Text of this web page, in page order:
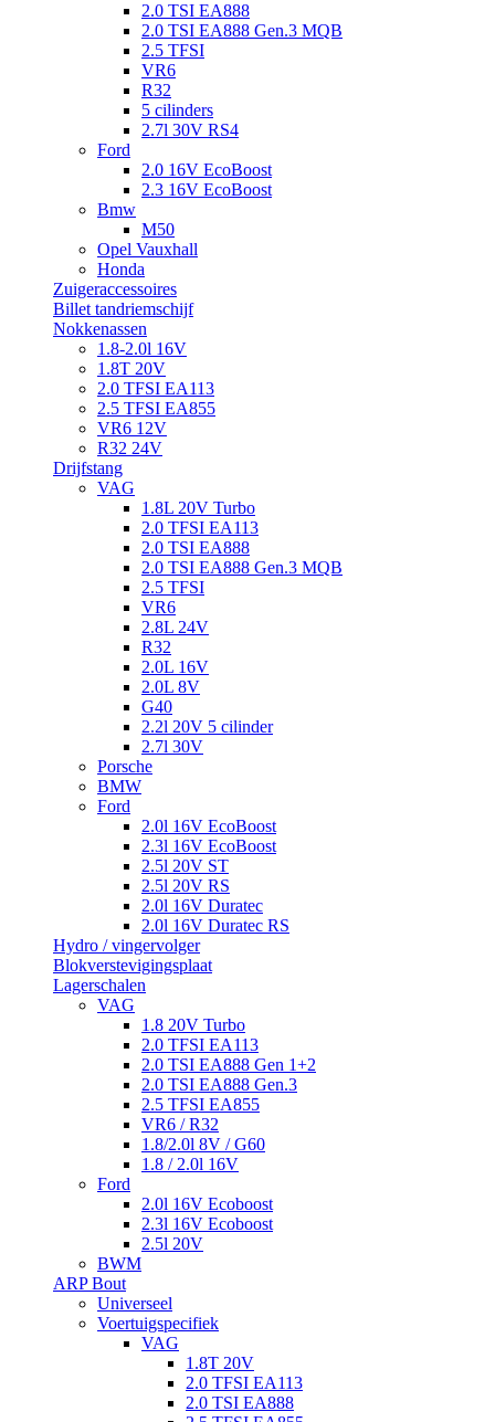
2.0 TSI EA888
2.0 TSI EA888 Gen.3 MQB
2.5 TFSI
VR6
R32
5 cilinders
2.7l 30V RS4
Ford
2.0 16V EcoBoost
2.3 16V EcoBoost
Bmw
M50
Opel Vauxhall
Honda
Zuigeraccessoires
Billet tandriemschijf
Nokkenassen
1.8-2.0l 16V
1.8T 20V
2.0 TFSI EA113
2.5 TFSI EA855
VR6 12V
R32 24V
Drijfstang
VAG
1.8L 20V Turbo
2.0 TFSI EA113
2.0 TSI EA888
2.0 TSI EA888 Gen.3 MQB
2.5 TFSI
VR6
2.8L 24V
R32
2.0L 16V
2.0L 8V
G40
2.2l 20V 5 cilinder
2.7l 30V
Porsche
BMW
Ford
2.0l 16V EcoBoost
2.3l 16V EcoBoost
2.5l 20V ST
2.5l 20V RS
2.0l 16V Duratec
2.0l 16V Duratec RS
Hydro / vingervolger
Blokverstevigingsplaat
Lagerschalen
VAG
1.8 20V Turbo
2.0 TFSI EA113
2.0 TSI EA888 Gen 1+2
2.0 TSI EA888 Gen.3
2.5 TFSI EA855
VR6 / R32
1.8/2.0l 8V / G60
1.8 / 2.0l 16V
Ford
2.0l 16V Ecoboost
2.3l 16V Ecoboost
2.5l 20V
BWM
ARP Bout
Universeel
Voertuigspecifiek
VAG
1.8T 20V
2.0 TFSI EA113
2.0 TSI EA888